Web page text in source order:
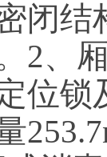
闭
2、
位